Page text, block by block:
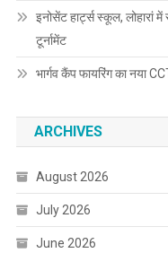
इनोसेंट हार्ट्स स्कूल, लोहारां
टूर्नामेंट
भार्गव कैंप फायरिंग का नया
ARCHIVES
August 2026
July 2026
June 2026